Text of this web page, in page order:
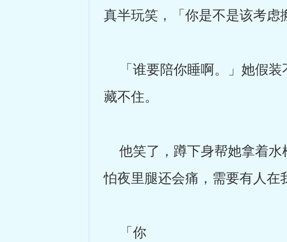
真半玩笑，「你是不是该考虑
「谁要陪你睡啊。」她假装
藏不住。
他笑了，蹲下身帮她拿着水
怕夜里腿还会痛，需要有人在
「你